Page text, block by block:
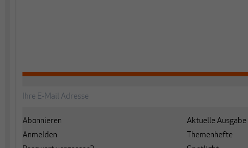
Abonnieren
Anmelden
Aktuelle Ausgabe
Themenhefte